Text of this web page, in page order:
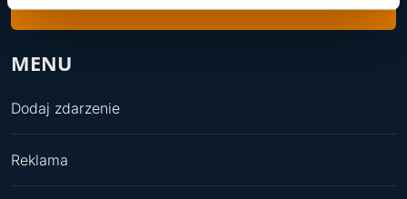
MENU
Dodaj zdarzenie
Reklama